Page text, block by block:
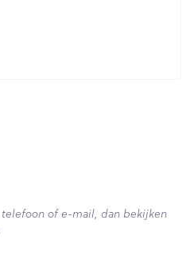
of e-mail, dan bekijken